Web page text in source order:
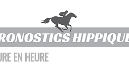
EN HEURE